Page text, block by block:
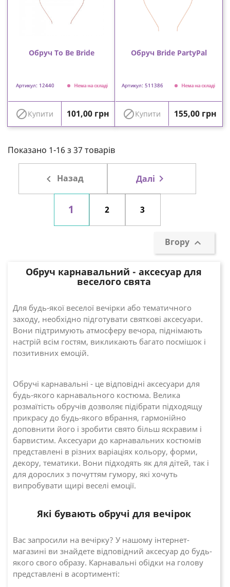
Обруч To Be Bride
Артикул: 12440 Нема на складі
Купити Ціна
101,00 грн
Обруч Bride PartyPal
Артикул: 511386 Нема на складі
Купити Ціна
155,00 грн
Показано 1-16 з 37 товарів
 Назад
1 2 3
Далі 
Вгору 
Обруч карнавальний - аксесуар для
веселого свята
Для будь-якої веселої вечірки або тематичного
заходу, необхідно підготувати святкові аксесуари.
Вони підтримують атмосферу вечора, піднімають
настрій всім гостям, викликають багато посмішок і
позитивних емоцій.
Обручі карнавальні - це відповідні аксесуари для
будь-якого карнавального костюма. Велика
розмаїтість обручів дозволяє підібрати підходящу
прикрасу до будь-якого вбрання, гармонійно
доповнити його і зробити свято більш яскравим і
барвистим. Аксесуари до карнавальних костюмів
представлені в різних варіаціях кольору, форми,
декору, тематики. Вони підходять як для дітей, так і
для дорослих з почуттям гумору, які хочуть
випробувати щирі веселі емоції.
Які бувають обручі для вечірок
Вас запросили на вечірку? У нашому інтернет-
магазині ви знайдете відповідний аксесуар до будь-
якого свого образу. Карнавальні обідки на голову
представлені в асортименті: